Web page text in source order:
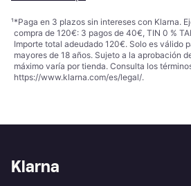
¹*Paga en 3 plazos sin intereses con Klarna.
compra de 120€: 3 pagos de 40€, TIN 0 %
Importe total adeudado 120€. Solo es válido
mayores de 18 años. Sujeto a la aprobación
máximo varía por tienda. Consulta los
https://www.klarna.com/es/legal/.
Klarna